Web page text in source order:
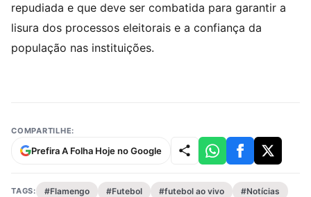
repudiada e que deve ser combatida para garantir a
lisura dos processos eleitorais e a confiança da
população nas instituições.
COMPARTILHE:
Prefira A Folha Hoje no Google
TAGS: #Flamengo #Futebol #futebol ao vivo #Notícias